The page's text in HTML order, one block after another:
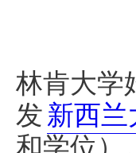
林肯大学
发 新西兰
和学位）